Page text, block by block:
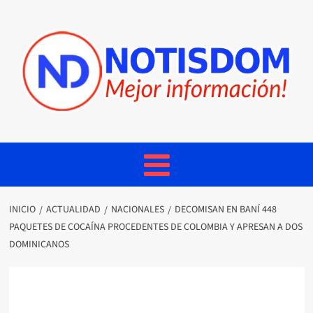
INICIO ACTUALIDAD NACIONALES
DECOMISAN EN BANÍ 448
PAQUETES DE COCAÍNA PROCEDENTES DE COLOMBIA Y APRESAN A DOS
DOMINICANOS